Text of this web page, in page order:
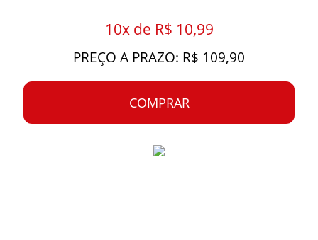
10x de R$ 10,99
PREÇO A PRAZO: R$ 109,90
COMPRAR